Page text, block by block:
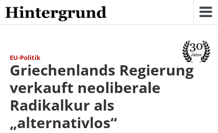
Skip
to
content
EU-Politik
Griechenlands Regierung
verkauft neoliberale
Radikalkur als
„alternativlos“